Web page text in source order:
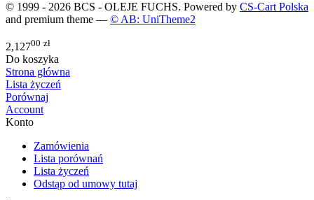
© 1999 - 2026 BCS - OLEJE FUCHS. Powered by CS-Cart Polska
and premium theme — © AB: UniTheme2
2,12700 zł
Do koszyka
Strona główna
Lista życzeń
Porównaj
Account
Konto
Zamówienia
Lista porównań
Lista życzeń
Odstąp od umowy tutaj